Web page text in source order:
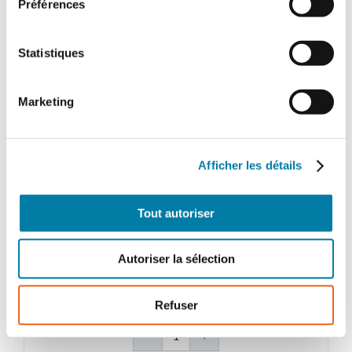
Préférences
Statistiques
Marketing
Afficher les détails
Tout autoriser
Autoriser la sélection
Refuser
Face au Risque
Magazine papier n° 577 –
Novembre 2021
32,00€ TTC
quantité